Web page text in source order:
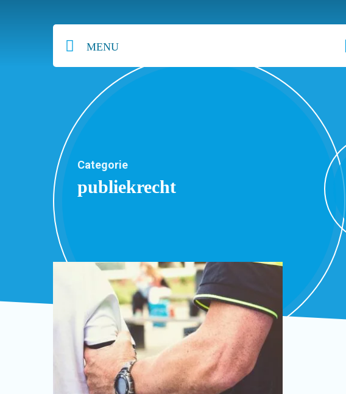
MENU
Categorie
publiekrecht